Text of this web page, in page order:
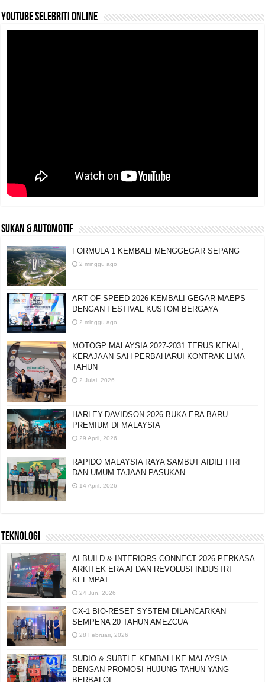
YouTube selebriti online
SUKAN & AUTOMOTIF
FORMULA 1 KEMBALI MENGGEGAR SEPANG
2 minggu ago
ART OF SPEED 2026 KEMBALI GEGAR MAEPS
DENGAN FESTIVAL KUSTOM BERGAYA
2 minggu ago
MOTOGP MALAYSIA 2027-2031 TERUS KEKAL,
KERAJAAN SAH PERBAHARUI KONTRAK LIMA
TAHUN
2 Julai, 2026
HARLEY-DAVIDSON 2026 BUKA ERA BARU
PREMIUM DI MALAYSIA
29 April, 2026
RAPIDO MALAYSIA RAYA SAMBUT AIDILFITRI
DAN UMUM TAJAAN PASUKAN
14 April, 2026
TEKNOLOGI
AI BUILD & INTERIORS CONNECT 2026 PERKASA
ARKITEK ERA AI DAN REVOLUSI INDUSTRI
KEEMPAT
24 Jun, 2026
GX-1 BIO-RESET SYSTEM DILANCARKAN
SEMPENA 20 TAHUN AMEZCUA
28 Februari, 2026
SUDIO & SUBTLE KEMBALI KE MALAYSIA
DENGAN PROMOSI HUJUNG TAHUN YANG
BERBALOI